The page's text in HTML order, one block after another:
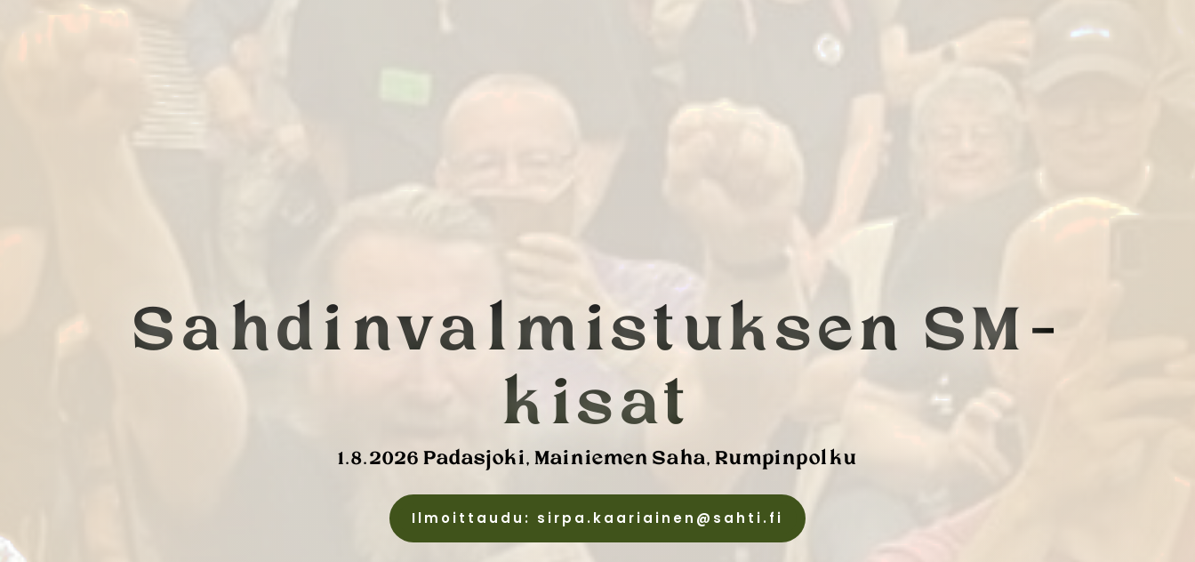
Sahdin­valmistuksen SM-
kisat
1.8.2026 Padasjoki, Mainiemen Saha, Rumpinpolku
Ilmoittaudu: sirpa.kaariainen@sahti.fi